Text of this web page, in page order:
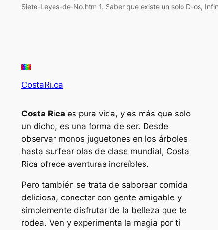
Siete-Leyes-de-No.htm 1. Saber que existe un solo D-os,
CostaRi.ca
Costa Rica es pura vida, y es más que solo
un dicho, es una forma de ser. Desde
observar monos juguetones en los árboles
hasta surfear olas de clase mundial, Costa
Rica ofrece aventuras increíbles.
Pero también se trata de saborear comida
deliciosa, conectar con gente amigable y
simplemente disfrutar de la belleza que te
rodea. Ven y experimenta la magia por ti